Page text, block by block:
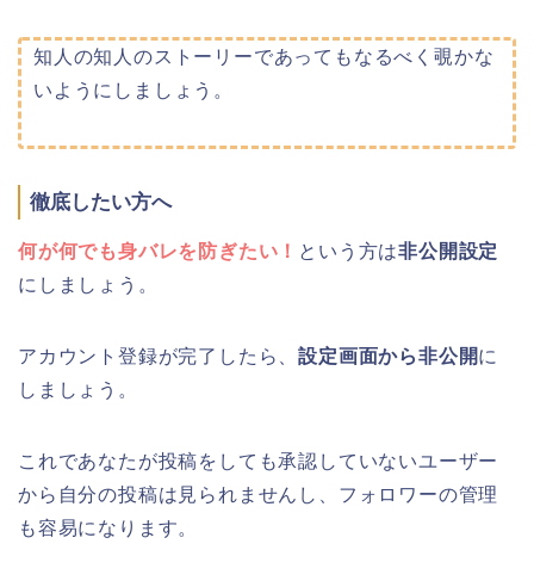
知人の知人のストーリーであってもなるべく覗かな
いようにしましょう。
徹底したい方へ
何が何でも身バレを防ぎたい！ という方は非公開設定
にしましょう。
アカウント登録が完了したら、設定画面から非公開に
しましょう。
これであなたが投稿をしても承認していないユーザー
から自分の投稿は見られませんし、フォロワーの管理
も容易になります。